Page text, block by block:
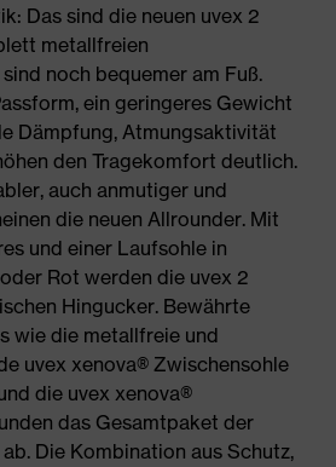
Das sind die neuen uvex 2
metallfreien
noch bequemer am Fuß.
ein geringeres Gewicht
Dämpfung, Atmungsaktivität
den Tragekomfort deutlich.
auch anmutiger und
die neuen Allrounder. Mit
und einer Laufsohle in
Rot werden die uvex 2
Hingucker. Bewährte
wie die metallfreie und
uvex xenova® Zwischensohle
die uvex xenova®
das Gesamtpaket der
Die Kombination aus Schutz,